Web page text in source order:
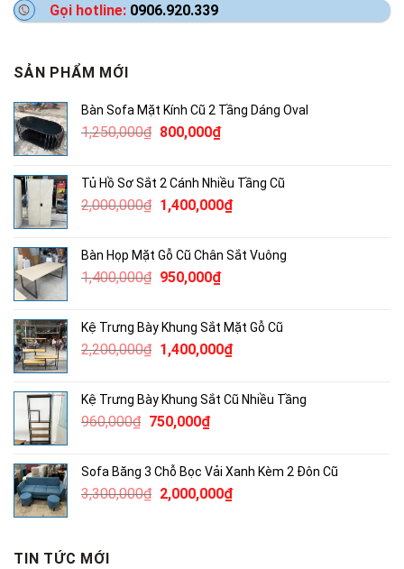
Gọi hotline: 0906.920.339
SẢN PHẨM MỚI
Bàn Sofa Mặt Kính Cũ 2 Tầng Dáng Oval
1,250,000₫ Giá
1,250,000₫.
800,000₫Giá
là:
800,000₫.
Tủ Hồ Sơ Sắt 2 Cánh Nhiều Tầng Cũ
2,000,000₫ Giá
2,000,000₫.
1,400,000₫Giá
là:
Bàn Họp Mặt Gỗ Cũ Chân Sắt Vuông
1,400,000₫ Giá
1,400,000₫.
950,000₫Giá
là:
950,000₫.
Kệ Trưng Bày Khung Sắt Mặt Gỗ Cũ
2,200,000₫ Giá
2,200,000₫.
1,400,000₫Giá
là:
Kệ Trưng Bày Khung Sắt Cũ Nhiều Tầng
960,000₫ Giá
960,000₫.
750,000₫Giá
là:
750,000₫.
Sofa Băng 3 Chỗ Bọc Vải Xanh Kèm 2 Đôn Cũ
3,300,000₫ Giá
2,000,000₫Giá
TIN TỨC MỚI